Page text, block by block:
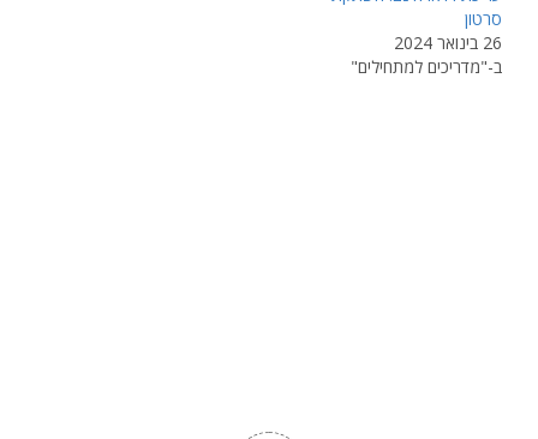
סרטון
26 בינואר 2024
ב-"מדריכים למתחילים"